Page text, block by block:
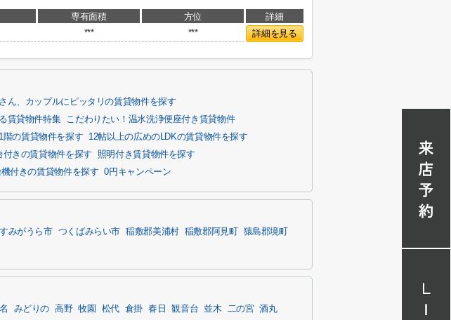
専有面積 方位
詳細
*** *** 詳細を見る
ん、カップルにピッタリの賃貸物件を探す
賃貸物件特集
こだわりたい！温水洗浄便座付き賃貸物件
1階の賃貸物件を探す
12帖以上の広めのLDKの賃貸物件を探す
付きの賃貸物件を探す
照明付き賃貸物件を探す
付きの賃貸物件を探す 0円キャンペーン
みがうら市 つくばみらい市 稲敷郡美浦村 稲敷郡阿見町
猿島郡境町
みどりの 高野 牧園 松代 倉掛 春日 観音台 並木 二の宮 酒丸